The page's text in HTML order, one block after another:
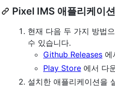
Pixel IMS 애플리케이
현재 다음 두 가지 방법
수 있습니다.
Github Releases 에
Play Store 에서 다
설치한 애플리케이션을